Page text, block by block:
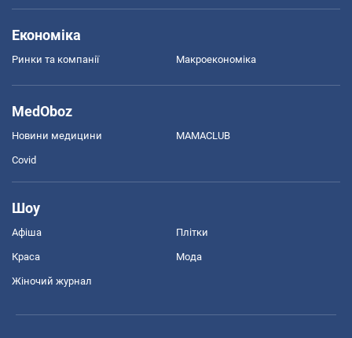
Економіка
Ринки та компанії Макроекономіка
MedOboz
Новини медицини MAMACLUB
Covid
Шоу
Афіша Плітки
Краса Мода
Жіночий журнал